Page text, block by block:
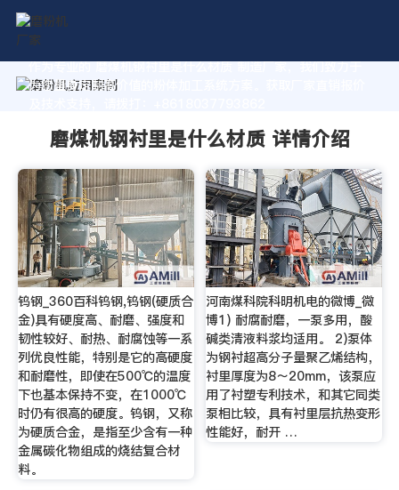
作为专业的 磨煤机钢衬里是什么材质 制造厂家，我们致力于
为您量身定制高价值的粉体加工系统方案。获取厂家直销报价
磨煤机钢衬里是什么材质 详情介绍
钨钢_360百科钨钢,钨钢(硬质合
金)具有硬度高、耐磨、强度和
韧性较好、耐热、耐腐蚀等一系
列优良性能，特别是它的高硬度
和耐磨性，即使在500℃的温度
下也基本保持不变，在1000℃
时仍有很高的硬度。钨钢，又称
为硬质合金，是指至少含有一种
金属碳化物组成的烧结复合材
料。
河南煤科院科明机电的微博_微
博1) 耐腐耐磨，一泵多用，酸
碱类清液料浆均适用。 2)泵体
为钢衬超高分子量聚乙烯结构，
衬里厚度为8～20mm，该泵应
用了衬塑专利技术，和其它同类
泵相比较，具有衬里层抗热变形
性能好，耐开 …